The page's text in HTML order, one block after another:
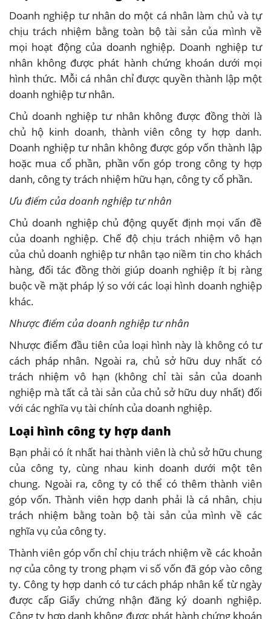
Doanh nghiệp tư nhân do một cá nhân làm chủ và tự
chịu trách nhiệm bằng toàn bộ tài sản của mình về
mọi hoạt động của doanh nghiệp. Doanh nghiệp tư
nhân không được phát hành chứng khoán dưới mọi
hình thức. Mỗi cá nhân chỉ được quyền thành lập một
doanh nghiệp tư nhân.
Chủ doanh nghiệp tư nhân không được đồng thời là
chủ hộ kinh doanh, thành viên công ty hợp danh.
Doanh nghiệp tư nhân không được góp vốn thành lập
hoặc mua cổ phần, phần vốn góp trong công ty hợp
danh, công ty trách nhiệm hữu hạn, công ty cổ phần.
Ưu điểm của doanh nghiệp tư nhân
Chủ doanh nghiệp chủ động quyết định mọi vấn đề
của doanh nghiệp. Chế độ chịu trách nhiệm vô hạn
của chủ doanh nghiệp tư nhân tạo niềm tin cho khách
hàng, đối tác đồng thời giúp doanh nghiệp ít bị ràng
buộc về mặt pháp lý so với các loại hình doanh nghiệp
khác.
Nhược điểm của doanh nghiệp tư nhân
Nhược điểm đầu tiên của loại hình này là không có tư
cách pháp nhân. Ngoài ra, chủ sở hữu duy nhất có
trách nhiệm vô hạn (không chỉ tài sản của doanh
nghiệp mà tất cả tài sản của chủ sở hữu duy nhất) đối
với các nghĩa vụ tài chính của doanh nghiệp.
Loại hình công ty hợp danh
Bạn phải có ít nhất hai thành viên là chủ sở hữu chung
của công ty, cùng nhau kinh doanh dưới một tên
chung. Ngoài ra, công ty có thể có thêm thành viên
góp vốn. Thành viên hợp danh phải là cá nhân, chịu
trách nhiệm bằng toàn bộ tài sản của mình về các
nghĩa vụ của công ty.
Thành viên góp vốn chỉ chịu trách nhiệm về các khoản
nợ của công ty trong phạm vi số vốn đã góp vào công
ty. Công ty hợp danh có tư cách pháp nhân kể từ ngày
được cấp Giấy chứng nhận đăng ký doanh nghiệp.
Công ty hợp danh không được phát hành chứng khoán